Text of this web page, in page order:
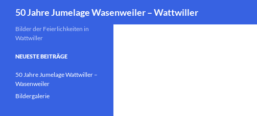
Inhalt
springen
50 Jahre Jumelage Wasenweiler – Wattwiller
Bilder der Feierlichkeiten in
Wattwiller
NEUESTE BEITRÄGE
50 Jahre Jumelage Wattwiller –
Wasenweiler
Bildergalerie